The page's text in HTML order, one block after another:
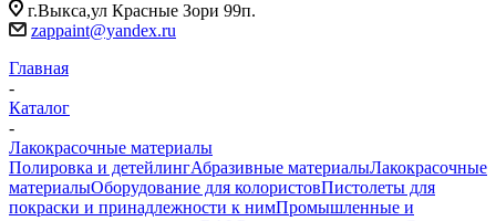
г.Выкса,ул Красные Зори 99п.
zappaint@yandex.ru
Главная
-
Каталог
-
Лакокрасочные материалы
Полировка и детейлингАбразивные материалыЛакокрасочные
материалыОборудование для колористовПистолеты для
покраски и принадлежности к нимПромышленные и